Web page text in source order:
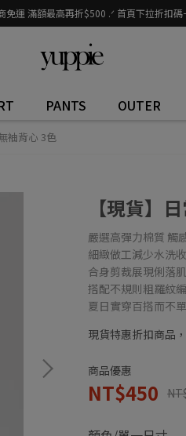
免運 滿額最高再折$500 .ᐟ 首頁下拉折扣碼
PANTS OUTER
袖背心 3色
【現貨】
嚴選高彈力棉質 觸
細緻做工減少水洗
合身剪裁展現俐落
搭配不規則粗羅紋
夏日實穿百搭而不
現貨特惠折扣商品
商品優惠
NT$450